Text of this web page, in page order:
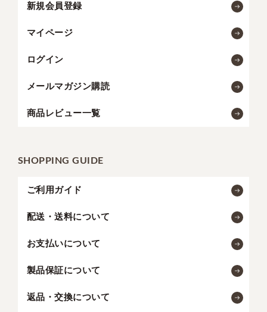
新規会員登録
マイページ
ログイン
メールマガジン購読
商品レビュー一覧
SHOPPING GUIDE
ご利用ガイド
配送・送料について
お支払いについて
製品保証について
返品・交換について